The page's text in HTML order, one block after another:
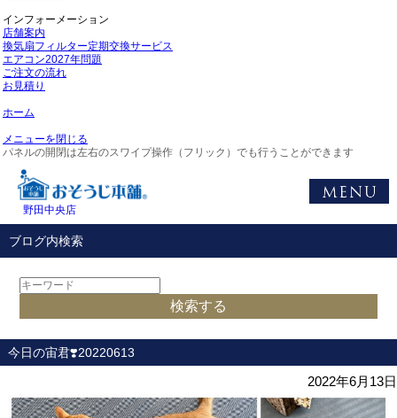
インフォーメーション
店舗案内
換気扇フィルター定期交換サービス
エアコン2027年問題
ご注文の流れ
お見積り
ホーム
メニューを閉じる
パネルの開閉は左右のスワイプ操作（フリック）でも行うことができます
野田中央店
ブログ内検索
今日の宙君❣️20220613
2022年6月13日